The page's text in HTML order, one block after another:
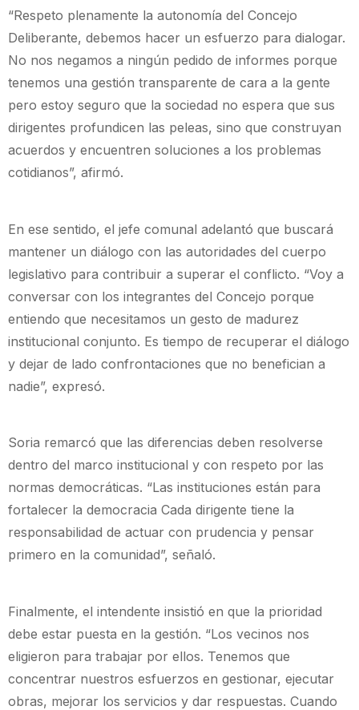
“Respeto plenamente la autonomía del Concejo
Deliberante, debemos hacer un esfuerzo para dialogar.
No nos negamos a ningún pedido de informes porque
tenemos una gestión transparente de cara a la gente
pero estoy seguro que la sociedad no espera que sus
dirigentes profundicen las peleas, sino que construyan
acuerdos y encuentren soluciones a los problemas
cotidianos”, afirmó.
En ese sentido, el jefe comunal adelantó que buscará
mantener un diálogo con las autoridades del cuerpo
legislativo para contribuir a superar el conflicto. “Voy a
conversar con los integrantes del Concejo porque
entiendo que necesitamos un gesto de madurez
institucional conjunto. Es tiempo de recuperar el diálogo
y dejar de lado confrontaciones que no benefician a
nadie”, expresó.
Soria remarcó que las diferencias deben resolverse
dentro del marco institucional y con respeto por las
normas democráticas. “Las instituciones están para
fortalecer la democracia Cada dirigente tiene la
responsabilidad de actuar con prudencia y pensar
primero en la comunidad”, señaló.
Finalmente, el intendente insistió en que la prioridad
debe estar puesta en la gestión. “Los vecinos nos
eligieron para trabajar por ellos. Tenemos que
concentrar nuestros esfuerzos en gestionar, ejecutar
obras, mejorar los servicios y dar respuestas. Cuando